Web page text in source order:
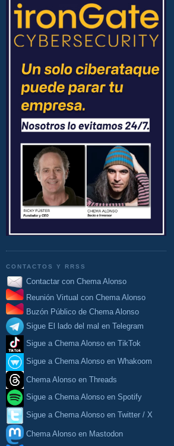
CONTACTOS Y RRSS
Contactar con Chema Alonso
Reunión Virtual con Chema Alonso
Buzón Público de Chema Alonso
Sigue El lado del mal en Telegram
Sigue a Chema Alonso en TikTok
Sigue a Chema Alonso en Whakoom
Chema Alonso en Threads
Sigue a Chema Alonso en Spotify
Sigue a Chema Alonso en Twitter / X
Chema Alonso en Mastodon